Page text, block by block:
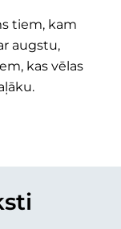
tiem, kam
augstu,
kas vēlas